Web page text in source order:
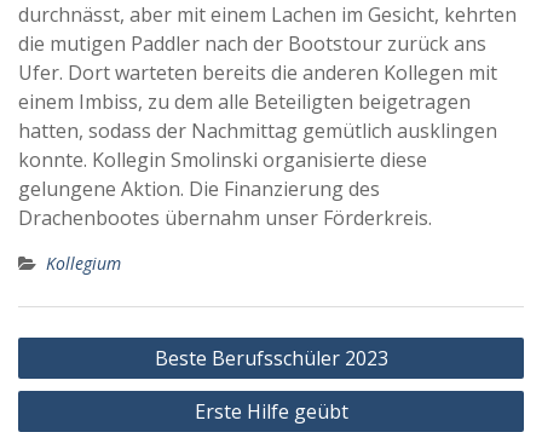
durchnässt, aber mit einem Lachen im Gesicht, kehrten
die mutigen Paddler nach der Bootstour zurück ans
Ufer. Dort warteten bereits die anderen Kollegen mit
einem Imbiss, zu dem alle Beteiligten beigetragen
hatten, sodass der Nachmittag gemütlich ausklingen
konnte. Kollegin Smolinski organisierte diese
gelungene Aktion. Die Finanzierung des
Drachenbootes übernahm unser Förderkreis.
Kollegium
Beitragsnavigation
Beste Berufsschüler 2023
Erste Hilfe geübt